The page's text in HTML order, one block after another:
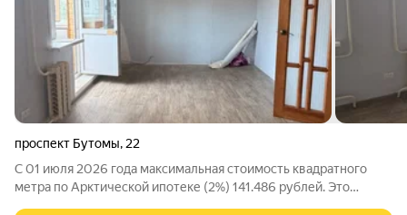
проспект Бутомы, 22
С 01 июля 2026 года максимальная стоимость квадратного
метра по Арктической ипотеке (2%) 141.486 рублей. Это